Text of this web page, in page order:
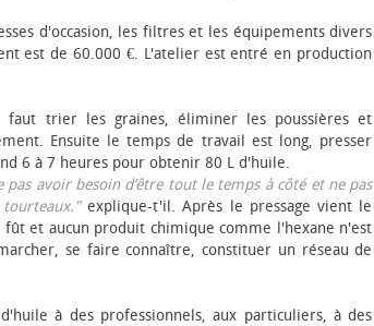
d'occasion, les filtres et les équipements divers
est de 60.000 €. L'atelier est entré en production
faut trier les graines, éliminer les poussières et
Ensuite le temps de travail est long, presser
6 à 7 heures pour obtenir 80 L d'huile.
pas avoir besoin d’être tout le temps à côté et ne pas
explique-t'il. Après le pressage vient le
fût et aucun produit chimique comme l'hexane n'est
se faire connaître, constituer un réseau de
à des professionnels, aux particuliers, à des